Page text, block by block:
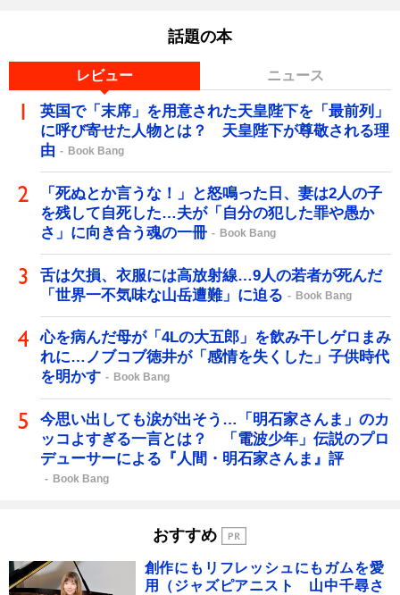
話題の本
レビュー ニュース
英国で「末席」を用意された天皇陛下を「最前列」
に呼び寄せた人物とは？ 天皇陛下が尊敬される理
由
Book Bang
「死ぬとか言うな！」と怒鳴った日、妻は2人の子
を残して自死した…夫が「自分の犯した罪や愚か
さ」に向き合う魂の一冊
Book Bang
舌は欠損、衣服には高放射線…9人の若者が死んだ
「世界一不気味な山岳遭難」に迫る
Book Bang
心を病んだ母が「4Lの大五郎」を飲み干しゲロまみ
れに…ノブコブ徳井が「感情を失くした」子供時代
を明かす
Book Bang
今思い出しても涙が出そう…「明石家さんま」のカ
ッコよすぎる一言とは？ 「電波少年」伝説のプロ
デューサーによる『人間・明石家さんま』評
Book Bang
おすすめ
創作にもリフレッシュにもガムを愛
用（ジャズピアニスト 山中千尋さ